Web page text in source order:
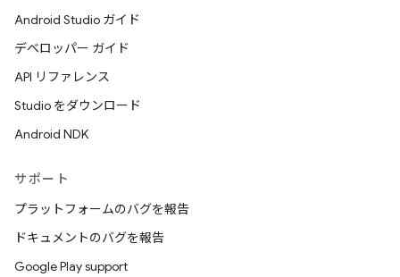
Android Studio ガイド
デベロッパー ガイド
API リファレンス
Studio をダウンロード
Android NDK
サポート
プラットフォームのバグを報告
ドキュメントのバグを報告
Google Play support